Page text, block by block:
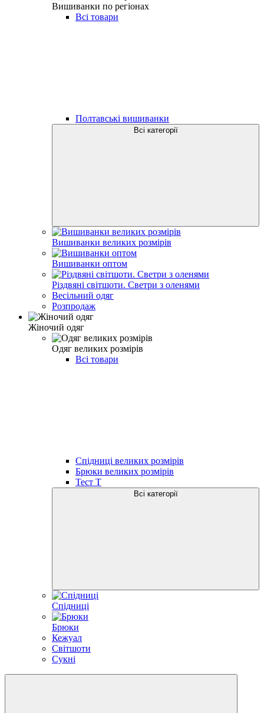
Вишиванки по регіонах
Всі товари
Полтавські вишиванки
Всі категорії
Вишиванки великих розмірів
Вишиванки оптом
Різдвяні світшоти. Светри з оленями
Весільний одяг
Розпродаж
Жіночий одяг
Одяг великих розмірів
Всі товари
Спідниці великих розмірів
Брюки великих розмірів
Тест Т
Всі категорії
Спідниці
Брюки
Кежуал
Світшоти
Сукні